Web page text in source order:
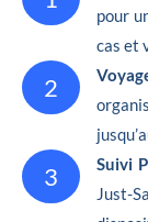
pour
cas et
2
3 Suivi
Just-